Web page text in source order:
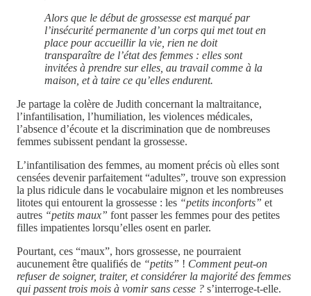
Alors que le début de grossesse est marqué par
l’insécurité permanente d’un corps qui met tout en
place pour accueillir la vie, rien ne doit
transparaître de l’état des femmes : elles sont
invitées à prendre sur elles, au travail comme à la
maison, et à taire ce qu’elles endurent.
Je partage la colère de Judith concernant la maltraitance,
l’infantilisation, l’humiliation, les violences médicales,
l’absence d’écoute et la discrimination que de nombreuses
femmes subissent pendant la grossesse.
L’infantilisation des femmes, au moment précis où elles sont
censées devenir parfaitement “adultes”, trouve son expression
la plus ridicule dans le vocabulaire mignon et les nombreuses
litotes qui entourent la grossesse : les “petits inconforts” et
autres “petits maux” font passer les femmes pour des petites
filles impatientes lorsqu’elles osent en parler.
Pourtant, ces “maux”, hors grossesse, ne pourraient
aucunement être qualifiés de “petits” ! Comment peut-on
refuser de soigner, traiter, et considérer la majorité des femmes
qui passent trois mois à vomir sans cesse ? s’interroge-t-elle.